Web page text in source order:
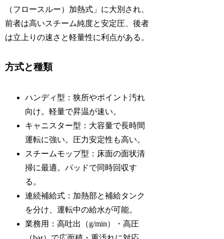
（フロースルー）加熱式」に大別され、
前者は高いスチーム純度と安定圧、後者
は立上りの速さと軽量性に利点がある。
方式と種類
ハンディ型：狭所やポイント汚れ
向け。軽量で昇温が速い。
キャニスター型：大容量で長時間
運転に強い。圧力安定性も高い。
スチームモップ型：床面の面状清
掃に最適。パッドで同時回収す
る。
連続補給式：加熱部と補給タンク
を分け、運転中の給水が可能。
業務用：高吐出（g/min）・高圧